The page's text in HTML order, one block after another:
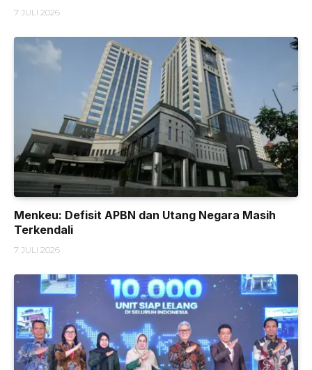
7 JULI 2026
Menkeu: Defisit APBN dan Utang Negara Masih
Terkendali
7 JULI 2026